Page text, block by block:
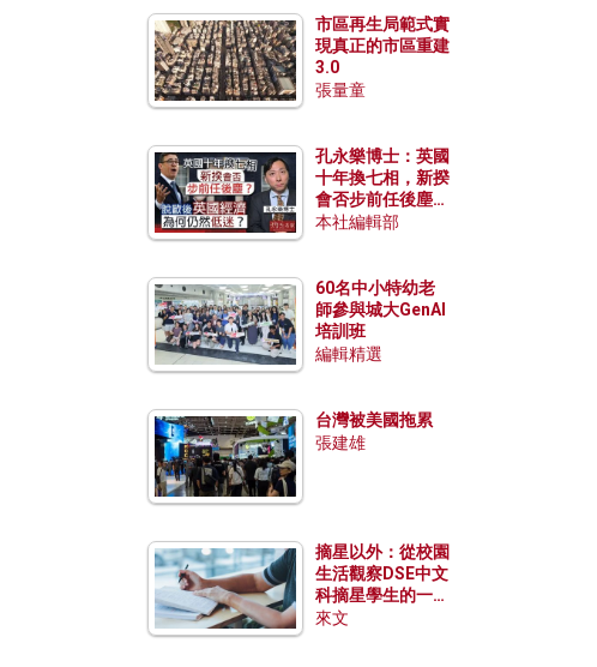
市區再生局範式實
現真正的市區重建
3.0
張量童
孔永樂博士：英國
十年換七相，新揆
會否步前任後塵？
脫歐後英國經濟為
本社編輯部
60名中小特幼老
師參與城大GenAI
培訓班
編輯精選
台灣被美國拖累
張建雄
摘星以外：從校園
生活觀察DSE中文
科摘星學生的一點
特質
來文